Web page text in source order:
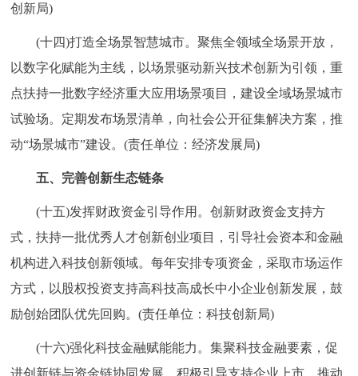
创新局)
(十四)打造全场景智慧城市。聚焦全领域全场景开放，
以数字化赋能为主线，以场景驱动新兴技术创新为引领，重
点扶持一批数字经济重大应用场景项目，建设全域场景城市
试验场。定期发布场景清单，向社会公开征集解决方案，推
动“场景城市”建设。(责任单位：经济发展局)
五、完善创新生态链条
(十五)发挥财政资金引导作用。创新财政资金支持方
式，扶持一批优秀人才创新创业项目，引导社会资本和金融
机构进入科技创新领域。每年安排专项资金，采取市场运作
方式，以股权投资支持高科技高成长中小企业创新发展，鼓
励创始团队优先回购。(责任单位：科技创新局)
(十六)强化科技金融赋能能力。集聚科技金融要素，促
进创新链与资金链协同发展，积极引导支持企业上市，推动